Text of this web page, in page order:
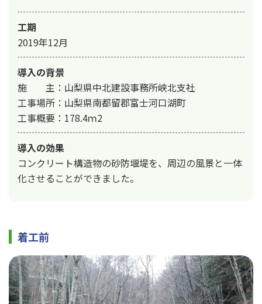
工期
2019年12月
導入の背景
施　　主：山梨県中北建設事務所峡北支社
工事場所：山梨県南都留郡富士河口湖町
工事概要：178.4ｍ2
導入の効果
コンクリート構造物の砂防堰堤を、周辺の風景と一体
化させることができました。
着工前